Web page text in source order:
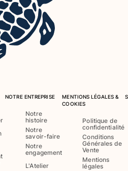
NOTRE ENTREPRISE
Notre
histoire
Notre
savoir-faire
Notre
engagement
L'Atelier
MENTIONS LÉGALES &
COOKIES
Politique de
confidentialité
Conditions
Générales de
Vente
Mentions
légales